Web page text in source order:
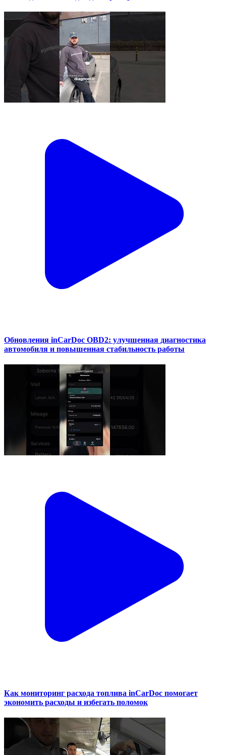
Обновления inCarDoc OBD2: улучшенная диагностика
автомобиля и повышенная стабильность работы
Как мониторинг расхода топлива inCarDoc помогает
экономить расходы и избегать поломок